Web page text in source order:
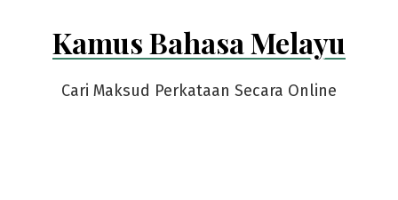
Kamus Bahasa Melayu
Cari Maksud Perkataan Secara Online